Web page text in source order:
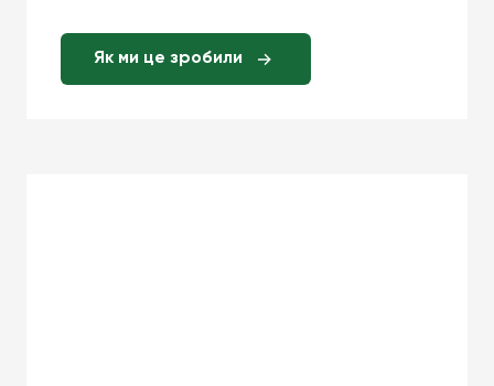
Як ми це зробили